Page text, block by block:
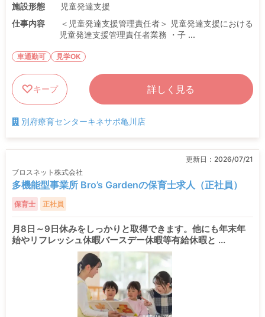
施設形態
児童発達支援
仕事内容
＜児童発達支援管理責任者＞ 児童発達支援における
児童発達支援管理責任者業務 ・子 ...
車通勤可 見学OK
キープ 詳しく見る
別府療育センターキネサポ亀川店
更新日： 2026/07/21
ブロスネット株式会社
多機能型事業所 Bro’s Gardenの保育士求人（正社員）
保育士 正社員
月8日～9日休みをしっかりと取得できます。他にも年末年
始やリフレッシュ休暇バースデー休暇等有給休暇と ...